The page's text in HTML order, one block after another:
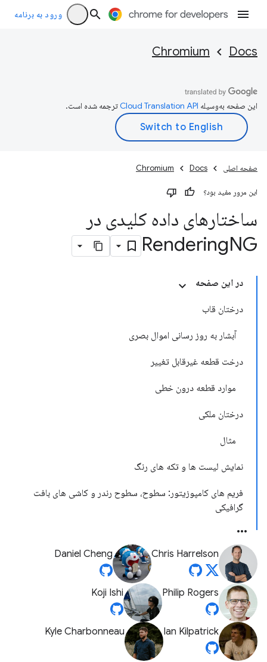
ورود به برنامه
Docs
Chromium
این صفحه به‌وسیله ترجمه شده است.
صفحه اصلی Docs
Chromium
این مرور مفید بود؟
ساختارهای داده کلیدی در
RenderingNG
در این صفحه
درختان قاب
آبشار به روز رسانی اموال بصری
درخت قطعه غیرقابل تغییر
موارد قطعه درون خطی
درختان ملکی
مثال
نمایش لیست ها و تکه های رنگ
فریم های کامپوزیتور: سطوح، سطوح رندر و کاشی های بافت
گرافیکی
Chris Harrelson
Daniel Cheng
Philip Rogers
Koji Ishi
Ian Kilpatrick
Kyle Charbonneau